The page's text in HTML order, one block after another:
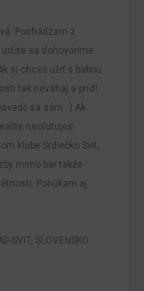
Pochádzam z
sa dohovoríme.
si chceš užiť s babou
tak neváhaj a príď!
sa sám ; ) Ak
neoľutuješ!
klube Srdiečko Svit,
mimo bar takže
Ponúkam aj
SVIT, SLOVENSKO